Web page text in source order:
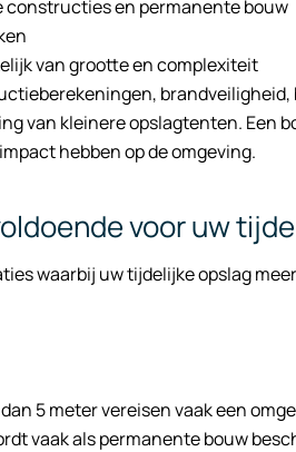
constructies en permanente bouw
van grootte en complexiteit
van kleinere opslagtenten. Een
hebben op de omgeving.
voor uw
waarbij uw tijdelijke opslag
5 meter vereisen vaak een
vaak als permanente bouw